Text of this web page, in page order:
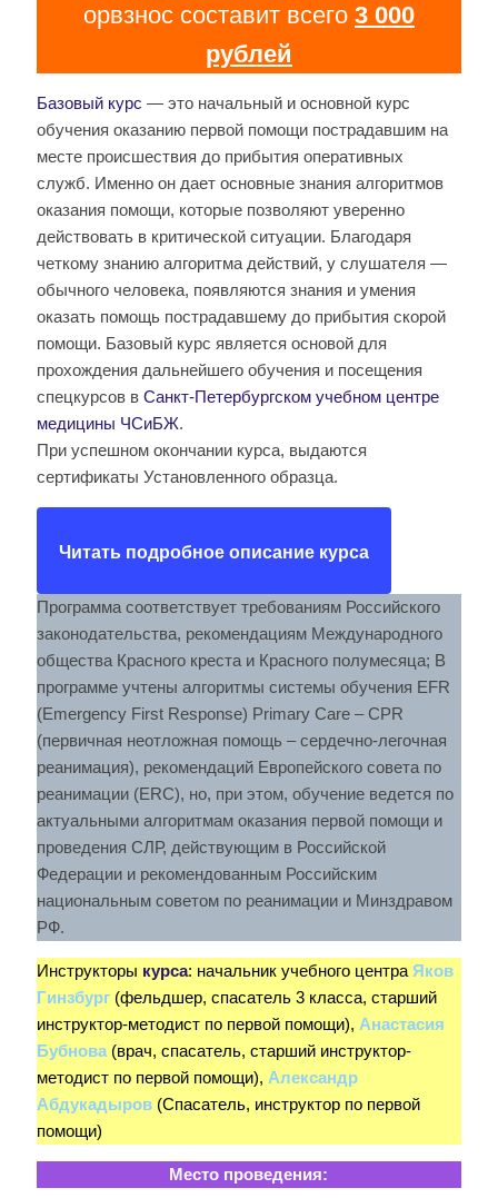
орвзнос составит всего 3 000
рублей
Базовый курс — это начальный и основной курс
обучения оказанию первой помощи пострадавшим на
месте происшествия до прибытия оперативных
служб. Именно он дает основные знания алгоритмов
оказания помощи, которые позволяют уверенно
действовать в критической ситуации. Благодаря
четкому знанию алгоритма действий, у слушателя —
обычного человека, появляются знания и умения
оказать помощь пострадавшему до прибытия скорой
помощи. Базовый курс является основой для
прохождения дальнейшего обучения и посещения
спецкурсов вСанкт-Петербургском учебном центре
медицины ЧСиБЖ.
При успешном окончании курса, выдаются
сертификаты Установленного образца.
Читать подробное описание курса
Программа соответствует требованиям Российского
законодательства, рекомендациям Международного
общества Красного креста и Красного полумесяца; В
программе учтены алгоритмы системы обучения EFR
(Emergency First Response) Primary Care – CPR
(первичная неотложная помощь – сердечно-легочная
реанимация), рекомендаций Европейского совета по
реанимации (ERC), но, при этом, обучение ведется по
актуальными алгоритмам оказания первой помощи и
проведения СЛР, действующим в Российской
Федерации и рекомендованным Российским
национальным советом по реанимации и Минздравом
РФ.
Инструкторы курса: начальник учебного центра Яков
Гинзбург (фельдшер, спасатель 3 класса, старший
инструктор-методист по первой помощи), Анастасия
Бубнова (врач, спасатель, старший инструктор-
методист по первой помощи), Александр
Абдукадыров (Спасатель, инструктор по первой
помощи)
Место проведения: